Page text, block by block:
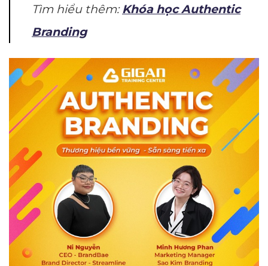
Tìm hiểu thêm: Khóa học Authentic
Branding